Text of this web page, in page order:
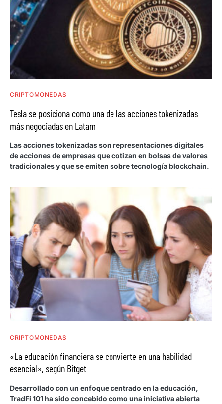
CRIPTOMONEDAS
Tesla se posiciona como una de las acciones tokenizadas
más negociadas en Latam
Las acciones tokenizadas son representaciones digitales
de acciones de empresas que cotizan en bolsas de valores
tradicionales y que se emiten sobre tecnología blockchain.
CRIPTOMONEDAS
«La educación financiera se convierte en una habilidad
esencial», según Bitget
Desarrollado con un enfoque centrado en la educación,
TradFi 101 ha sido concebido como una iniciativa abierta